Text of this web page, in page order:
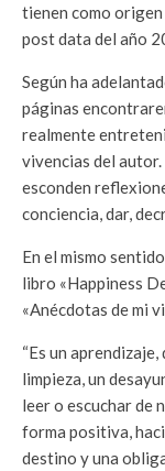
tienen como
post data del año
Según ha
páginas
realmente
vivencias del
esconden
conciencia, dar,
En el mismo
libro «Happiness
«Anécdotas de mi
“Es un
limpieza, un
leer o escuchar de
forma positiva,
destino y una